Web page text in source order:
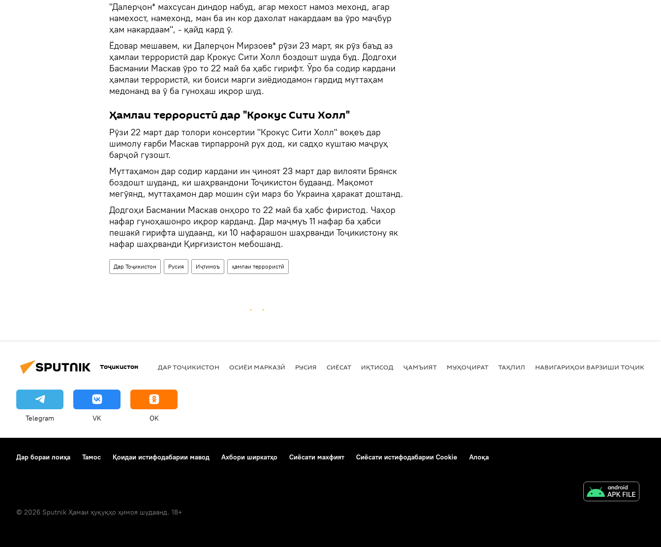
"Далерҷон* махсусан диндор набуд, агар мехост намоз мехонд, агар
намехост, намехонд, ман ба ин кор дахолат накардаам ва ӯро маҷбур
ҳам накардаам", - қайд кард ӯ.
Ёдовар мешавем, ки Далерҷон Мирзоев* рӯзи 23 март, як рӯз баъд аз
ҳамлаи террористӣ дар Крокус Сити Холл боздошт шуда буд. Додгоҳи
Басмании Маскав ӯро то 22 май ба ҳабс гирифт. Ӯро ба содир кардани
ҳамлаи террористӣ, ки боиси марги зиёдиодамон гардид муттаҳам
медонанд ва ӯ ба гуноҳаш иқрор шуд.
Ҳамлаи террористӣ дар "Крокус Сити Холл"
Рӯзи 22 март дар толори консертии "Крокус Сити Холл" воқеъ дар
шимолу ғарби Маскав тирпарронӣ рух дод, ки садҳо куштаю маҷруҳ
барҷой гузошт.
Муттаҳамон дар содир кардани ин ҷиноят 23 март дар вилояти Брянск
боздошт шуданд, ки шаҳрвандони Тоҷикистон будаанд. Мақомот
мегӯянд, муттаҳамон дар мошин сӯи марз бо Украина ҳаракат доштанд.
Додгоҳи Басмании Маскав онҳоро то 22 май ба ҳабс фиристод. Чаҳор
нафар гуноҳашонро иқрор карданд. Дар маҷмуъ 11 нафар ба ҳабси
пешакӣ гирифта шудаанд, ки 10 нафарашон шаҳрванди Тоҷикистону як
нафар шаҳрванди Қирғизистон мебошанд.
Дар Тоҷикистон Русия Иҷтимоъ ҳамлаи террористӣ
Тоҷикистон ДАР ТОҶИКИСТОН ОСИЁИ МАРКАЗӢ РУСИЯ СИЁСАТ ИҚТИСОД ҶАМЪИЯТ МУҲОҶИРАТ ТАҲЛИЛ НАВИГАРИҲОИ ВАРЗИШИ
Telegram VK OK
Дар бораи лоиҳа Тамос Қоидаи истифодабарии мавод Ахбори ширкатҳо Сиёсати махфият Сиёсати истифодабарии Cookie Алоқа
© 2026 Sputnik Ҳамаи ҳуқуқҳо ҳимоя шудаанд. 18+